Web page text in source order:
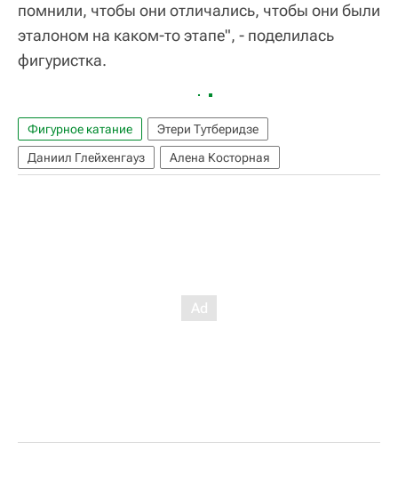
помнили, чтобы они отличались, чтобы они были
эталоном на каком-то этапе", - поделилась
фигуристка.
Фигурное катание
Этери Тутберидзе
Даниил Глейхенгауз
Алена Косторная